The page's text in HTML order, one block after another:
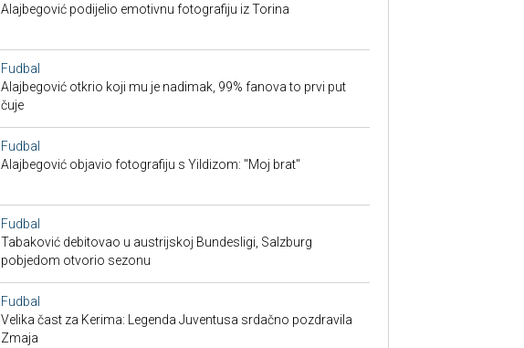
Alajbegović podijelio emotivnu fotografiju iz Torina
Fudbal
Alajbegović otkrio koji mu je nadimak, 99% fanova to prvi put
čuje
Fudbal
Alajbegović objavio fotografiju s Yildizom: "Moj brat"
Fudbal
Tabaković debitovao u austrijskoj Bundesligi, Salzburg
pobjedom otvorio sezonu
Fudbal
Velika čast za Kerima: Legenda Juventusa srdačno pozdravila
Zmaja